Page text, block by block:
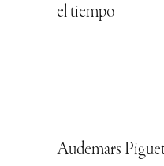
el tiempo
Audemars